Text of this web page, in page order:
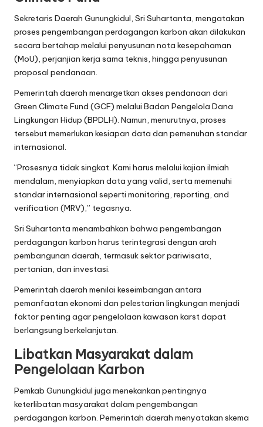
Sekretaris Daerah Gunungkidul, Sri Suhartanta, mengatakan
proses pengembangan perdagangan karbon akan dilakukan
secara bertahap melalui penyusunan nota kesepahaman
(MoU), perjanjian kerja sama teknis, hingga penyusunan
proposal pendanaan.
Pemerintah daerah menargetkan akses pendanaan dari
Green Climate Fund (GCF) melalui Badan Pengelola Dana
Lingkungan Hidup (BPDLH). Namun, menurutnya, proses
tersebut memerlukan kesiapan data dan pemenuhan standar
internasional.
“Prosesnya tidak singkat. Kami harus melalui kajian ilmiah
mendalam, menyiapkan data yang valid, serta memenuhi
standar internasional seperti monitoring, reporting, and
verification (MRV),” tegasnya.
Sri Suhartanta menambahkan bahwa pengembangan
perdagangan karbon harus terintegrasi dengan arah
pembangunan daerah, termasuk sektor pariwisata,
pertanian, dan investasi.
Pemerintah daerah menilai keseimbangan antara
pemanfaatan ekonomi dan pelestarian lingkungan menjadi
faktor penting agar pengelolaan kawasan karst dapat
berlangsung berkelanjutan.
Libatkan Masyarakat dalam
Pengelolaan Karbon
Pemkab Gunungkidul juga menekankan pentingnya
keterlibatan masyarakat dalam pengembangan
perdagangan karbon. Pemerintah daerah menyatakan skema